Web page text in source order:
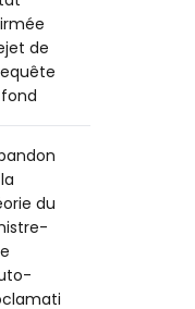
de
du